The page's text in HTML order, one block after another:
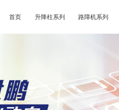
首页 升降柱系列 路障机系列